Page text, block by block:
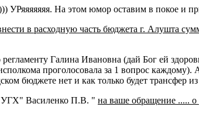
УРяяяяяяя. На этом юмор оставим в покое и
в расходную часть бюджета г. Алушта
Галина Ивановна (дай Бог ей
проголосовала за 1 вопрос
бюджете нет и как только будет трансфер
Василенко П.В. " на ваше обращение .....